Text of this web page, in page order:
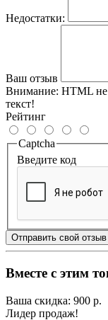
Недостатки:
Ваш отзыв
Внимание: HTML не
текст!
Рейтинг
Captcha
Введите код
Отправить свой отзыв
Вместе с этим
Ваша скидка: 900 р.
Лидер продаж!